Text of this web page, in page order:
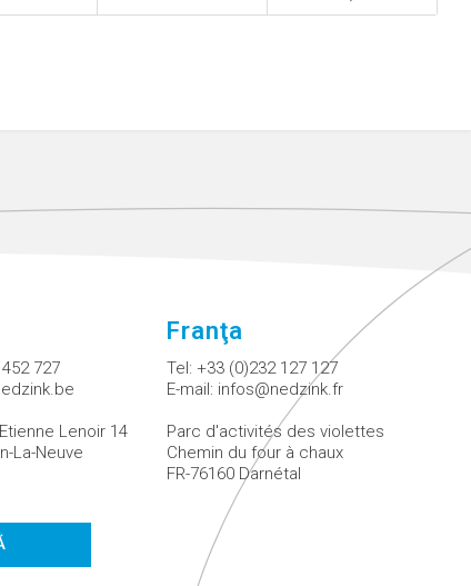
727
Lenoir 14
La-Neuve
Franţa
Tel: +33 (0)232 127 127
E-mail: infos@nedzink.fr
Parc d'activités des violettes
Chemin du four à chaux
FR-76160 Darnétal